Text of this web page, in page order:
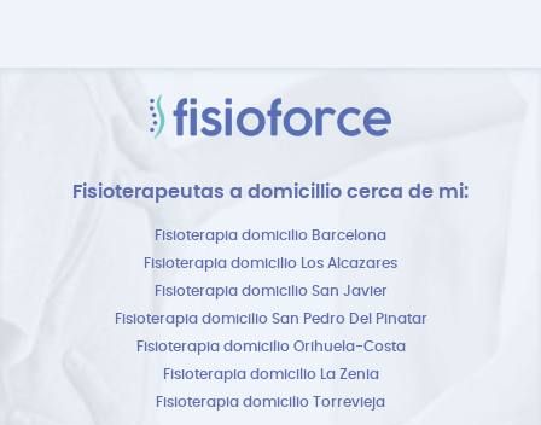
Fisioterapeutas a domicillio cerca de mi:
Fisioterapia domicilio Barcelona
Fisioterapia domicilio Los Alcazares
Fisioterapia domicilio San Javier
Fisioterapia domicilio San Pedro Del Pinatar
Fisioterapia domicilio Orihuela-Costa
Fisioterapia domicilio La Zenia
Fisioterapia domicilio Torrevieja